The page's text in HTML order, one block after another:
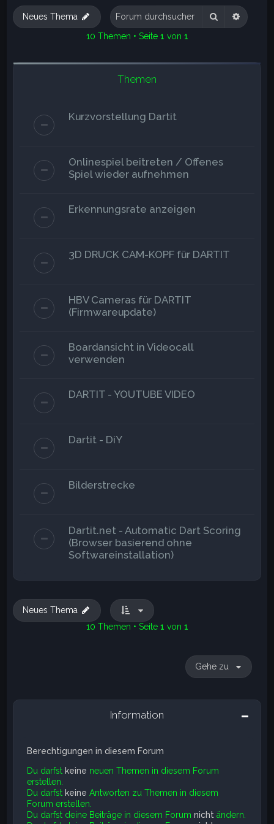
Neues Thema Suche
10 Themen • Seite 1 von 1
Themen
Kurzvorstellung Dartit
Onlinespiel beitreten / Offenes
Spiel wieder aufnehmen
Erkennungsrate anzeigen
3D DRUCK CAM-KOPF für DARTIT
HBV Cameras für DARTIT
(Firmwareupdate)
Boardansicht in Videocall
verwenden
DARTIT - YOUTUBE VIDEO
Dartit - DiY
Bilderstrecke
Dartit.net - Automatic Dart Scoring
(Browser basierend ohne
Softwareinstallation)
Neues Thema
10 Themen • Seite 1 von 1
Gehe zu
Information
Berechtigungen in diesem Forum
Du darfstkeine neuen Themen in diesem Forum
erstellen.
Du darfstkeine Antworten zu Themen in diesem
Forum erstellen.
Du darfst deine Beiträge in diesem Forumnicht ändern.